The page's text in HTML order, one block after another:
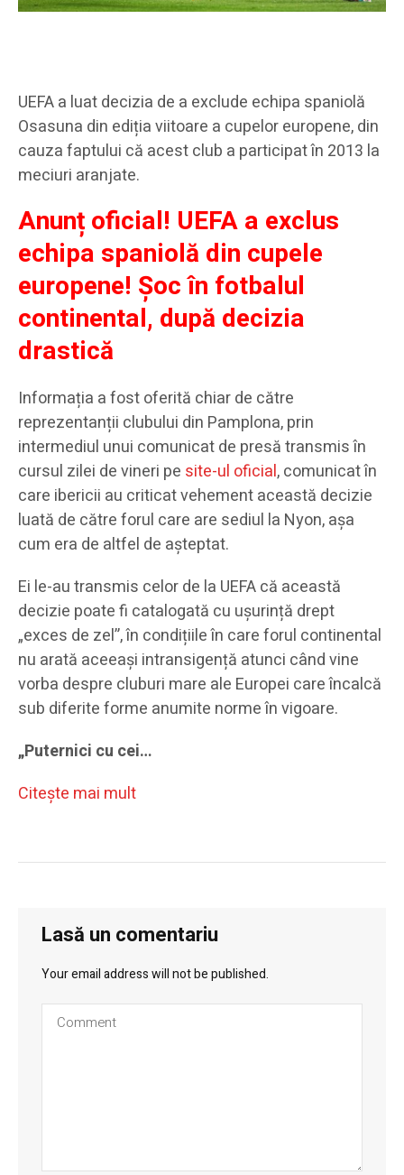
UEFA a luat decizia de a exclude echipa spaniolă
Osasuna din ediția viitoare a cupelor europene, din
cauza faptului că acest club a participat în 2013 la
meciuri aranjate.
Anunț oficial! UEFA a exclus
echipa spaniolă din cupele
europene! Șoc în fotbalul
continental, după decizia
drastică
Informația a fost oferită chiar de către
reprezentanții clubului din Pamplona, prin
intermediul unui comunicat de presă transmis în
cursul zilei de vineri pe site-ul oficial, comunicat în
care ibericii au criticat vehement această decizie
luată de către forul care are sediul la Nyon, așa
cum era de altfel de așteptat.
Ei le-au transmis celor de la UEFA că această
decizie poate fi catalogată cu ușurință drept
„exces de zel”, în condițiile în care forul continental
nu arată aceeași intransigență atunci când vine
vorba despre cluburi mare ale Europei care încalcă
sub diferite forme anumite norme în vigoare.
„Puternici cu cei…
Citeşte mai mult
Lasă un comentariu
Your email address will not be published.